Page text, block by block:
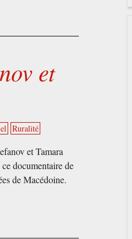
et
Ruralité
et Tamara
documentaire de
de Macédoine.